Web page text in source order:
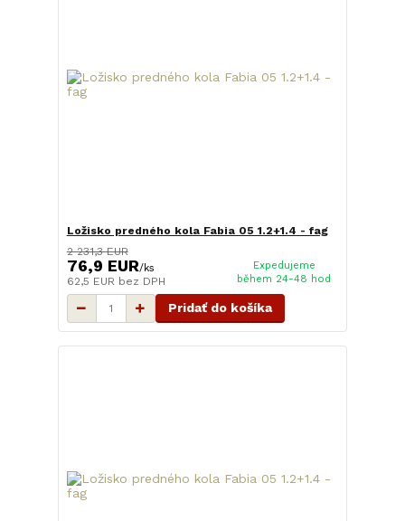
Ložisko predného kola Fabia 05 1.2+1.4 - fag
2 231,3 EUR
76,9 EUR/ks
62,5 EUR bez DPH
Expedujeme
během 24-48 hod
Pridať do košíka